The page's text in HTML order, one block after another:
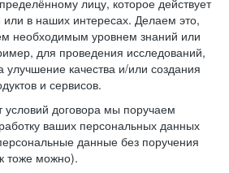
лицу, которое действует
в наших интересах. Делаем это,
необходимым уровнем знаний или
для проведения исследований,
улучшение качества и/или создания
и сервисов.
условий договора мы поручаем
ваших персональных данных
данные без поручения
тоже можно).